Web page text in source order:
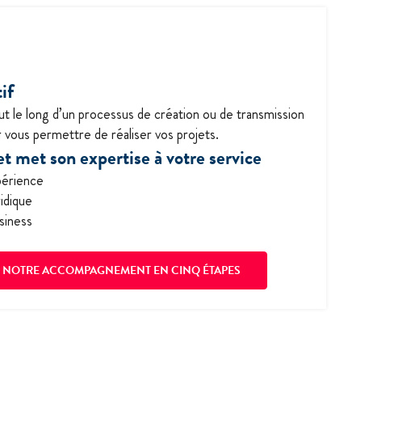
le long d’un processus de création ou de transmission
vous permettre de réaliser vos projets.
met son expertise à votre service
ACCOMPAGNEMENT EN CINQ ÉTAPES